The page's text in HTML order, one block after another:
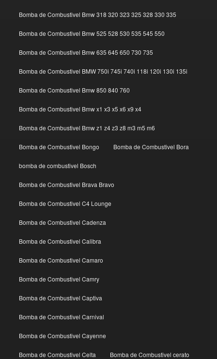
Bomba de Combustivel Bmw 318 320 323 325 328 330 335
Bomba de Combustivel Bmw 525 528 530 535 545 550
Bomba de Combustivel Bmw 635 645 650 730 735
Bomba de Combustivel BMW 750i 745i 740i 118i 120i 130i 135i
Bomba de Combustivel Bmw 850 840 760
Bomba de Combustivel Bmw x1 x3 x5 x6 x9 x4
Bomba de Combustivel Bmw z1 z4 z3 z8 m3 m5 m6
Bomba de Combustivel Bongo Bomba de Combustivel Bora
bomba de combustivel Bosch
Bomba de Combustivel Brava Bravo
Bomba de Combustivel C4 Lounge
Bomba de Combustivel Cadenza
Bomba de Combustivel Calibra
Bomba de Combustivel Camaro
Bomba de Combustivel Camry
Bomba de Combustivel Captiva
Bomba de Combustivel Carnival
Bomba de Combustivel Cayenne
Bomba de Combustivel Celta Bomba de Combustivel cerato